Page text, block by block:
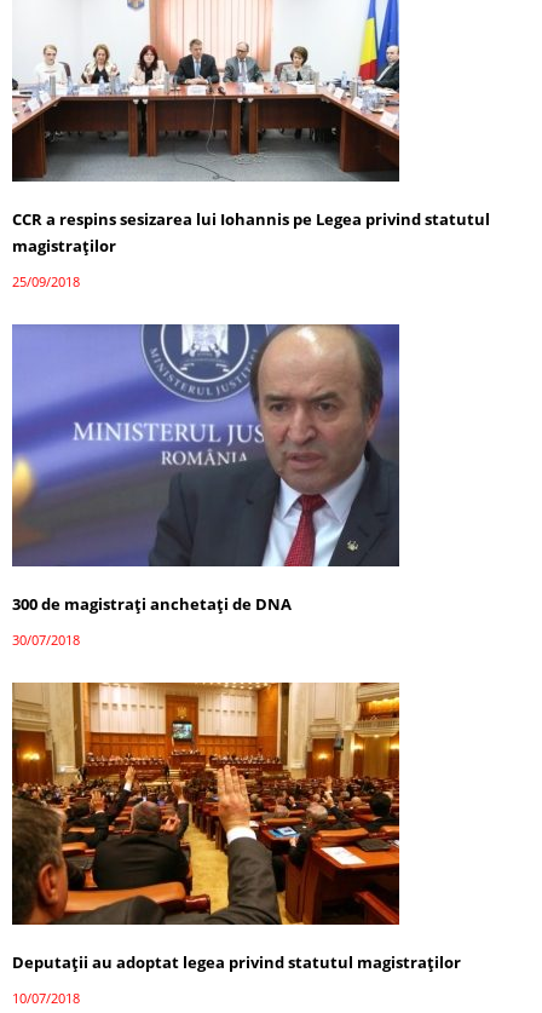
CCR a respins sesizarea lui Iohannis pe Legea privind statutul
magistraților
25/09/2018
300 de magistraţi anchetaţi de DNA
30/07/2018
Deputaţii au adoptat legea privind statutul magistraţilor
10/07/2018